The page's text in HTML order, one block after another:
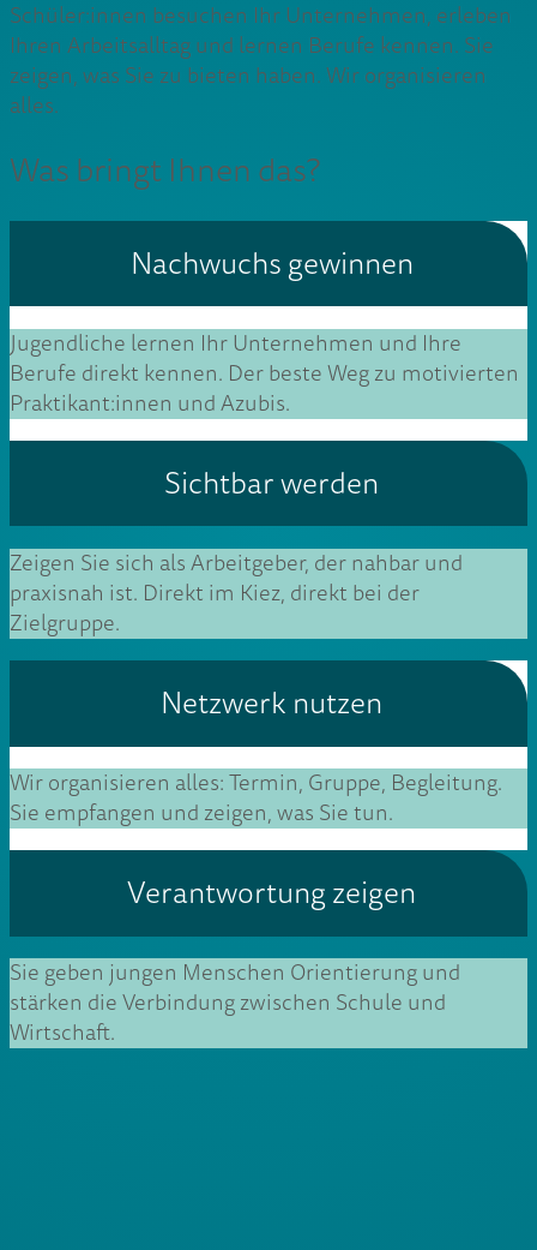
Schüler:innen besuchen Ihr Unternehmen, erleben
Ihren Arbeitsalltag und lernen Berufe kennen. Sie
zeigen, was Sie zu bieten haben. Wir organisieren
alles.
Was bringt Ihnen das?
Nachwuchs gewinnen
Jugendliche lernen Ihr Unternehmen und Ihre
Berufe direkt kennen. Der beste Weg zu motivierten
Praktikant:innen und Azubis.
Sichtbar werden
Zeigen Sie sich als Arbeitgeber, der nahbar und
praxisnah ist. Direkt im Kiez, direkt bei der
Zielgruppe.
Netzwerk nutzen
Wir organisieren alles: Termin, Gruppe, Begleitung.
Sie empfangen und zeigen, was Sie tun.
Verantwortung zeigen
Sie geben jungen Menschen Orientierung und
stärken die Verbindung zwischen Schule und
Wirtschaft.